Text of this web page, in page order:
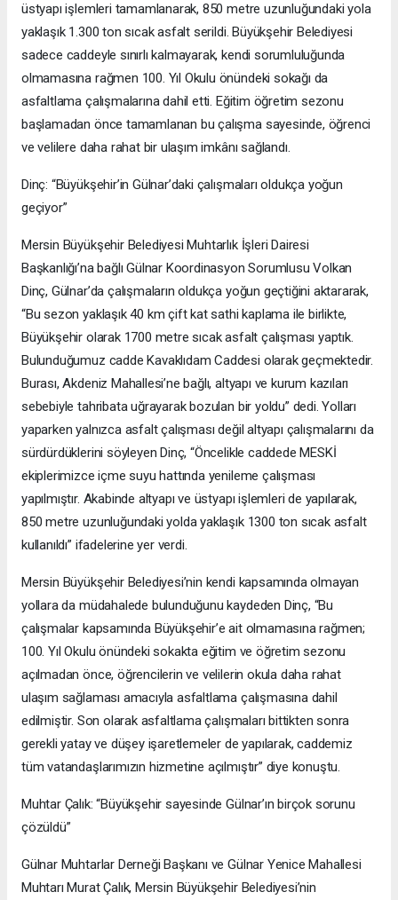
üstyapı işlemleri tamamlanarak, 850 metre uzunluğundaki yola
yaklaşık 1.300 ton sıcak asfalt serildi. Büyükşehir Belediyesi
sadece caddeyle sınırlı kalmayarak, kendi sorumluluğunda
olmamasına rağmen 100. Yıl Okulu önündeki sokağı da
asfaltlama çalışmalarına dahil etti. Eğitim öğretim sezonu
başlamadan önce tamamlanan bu çalışma sayesinde, öğrenci
ve velilere daha rahat bir ulaşım imkânı sağlandı.
Dinç: “Büyükşehir’in Gülnar’daki çalışmaları oldukça yoğun
geçiyor”
Mersin Büyükşehir Belediyesi Muhtarlık İşleri Dairesi
Başkanlığı’na bağlı Gülnar Koordinasyon Sorumlusu Volkan
Dinç, Gülnar’da çalışmaların oldukça yoğun geçtiğini aktararak,
“Bu sezon yaklaşık 40 km çift kat sathi kaplama ile birlikte,
Büyükşehir olarak 1700 metre sıcak asfalt çalışması yaptık.
Bulunduğumuz cadde Kavaklıdam Caddesi olarak geçmektedir.
Burası, Akdeniz Mahallesi’ne bağlı, altyapı ve kurum kazıları
sebebiyle tahribata uğrayarak bozulan bir yoldu” dedi. Yolları
yaparken yalnızca asfalt çalışması değil altyapı çalışmalarını da
sürdürdüklerini söyleyen Dinç, “Öncelikle caddede MESKİ
ekiplerimizce içme suyu hattında yenileme çalışması
yapılmıştır. Akabinde altyapı ve üstyapı işlemleri de yapılarak,
850 metre uzunluğundaki yolda yaklaşık 1300 ton sıcak asfalt
kullanıldı” ifadelerine yer verdi.
Mersin Büyükşehir Belediyesi’nin kendi kapsamında olmayan
yollara da müdahalede bulunduğunu kaydeden Dinç, “Bu
çalışmalar kapsamında Büyükşehir’e ait olmamasına rağmen;
100. Yıl Okulu önündeki sokakta eğitim ve öğretim sezonu
açılmadan önce, öğrencilerin ve velilerin okula daha rahat
ulaşım sağlaması amacıyla asfaltlama çalışmasına dahil
edilmiştir. Son olarak asfaltlama çalışmaları bittikten sonra
gerekli yatay ve düşey işaretlemeler de yapılarak, caddemiz
tüm vatandaşlarımızın hizmetine açılmıştır” diye konuştu.
Muhtar Çalık: “Büyükşehir sayesinde Gülnar’ın birçok sorunu
çözüldü”
Gülnar Muhtarlar Derneği Başkanı ve Gülnar Yenice Mahallesi
Muhtarı Murat Çalık, Mersin Büyükşehir Belediyesi’nin